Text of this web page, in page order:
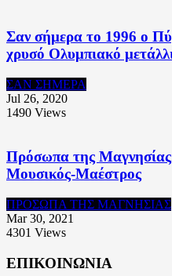
Σαν σήμερα το 1996 ο
χρυσό Ολυμπιακό
ΣΑΝ ΣΗΜΕΡΑ
Jul 26, 2020
1490 Views
Πρόσωπα της
Μουσικός-Μαέστρος
ΠΡΟΣΩΠΑ ΤΗΣ ΜΑΓΝΗΣΙΑΣ
Mar 30, 2021
4301 Views
ΕΠΙΚΟΙΝΩΝΙΑ